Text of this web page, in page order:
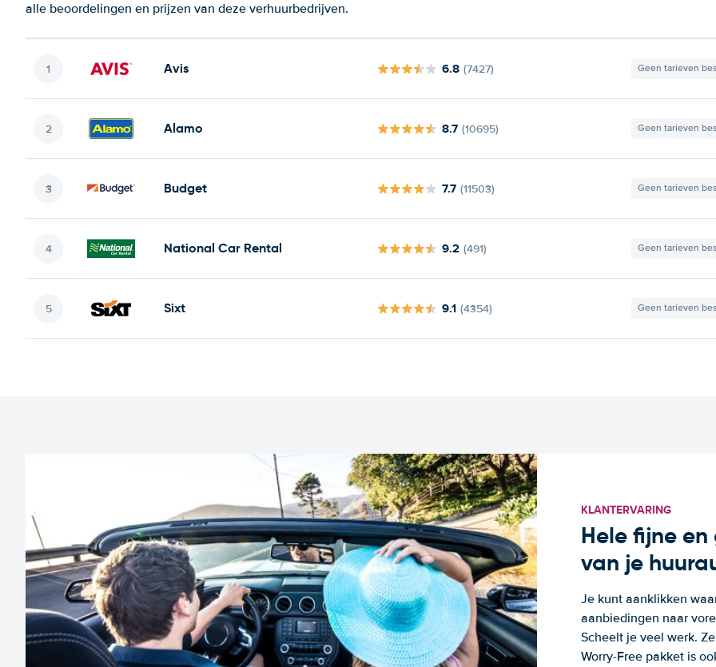
alle beoordelingen en prijzen van deze verhuurbedrijven.
Avis 6.8 (7427) Geen tarieven
Alamo 8.7 (10695) Geen tarieven
Budget 7.7 (11503) Geen tarieven
National Car Rental 9.2 (491) Geen tarieven
Sixt 9.1 (4354) Geen tarieven
KLANTERVARING
Hele fijne
van je
Je kunt aanklikken
aanbiedingen naar
Scheelt je veel werk.
Worry-Free pakket is